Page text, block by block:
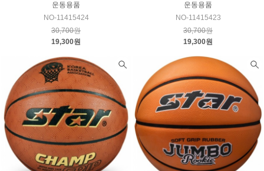
운동용품
NO-11415424
30,700원
19,300원
운동용품
NO-11415423
30,700원
19,300원